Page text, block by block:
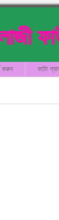
করুন ফটো